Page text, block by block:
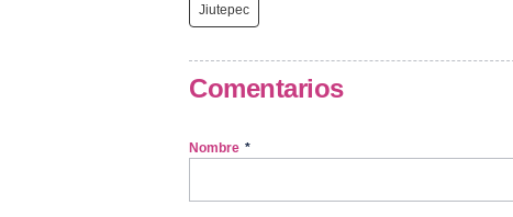
Jiutepec
Comentarios
Nombre *